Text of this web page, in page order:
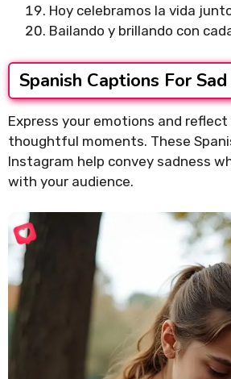
Hoy celebramos la vida
Bailando y brillando con
Spanish Captions For
Express your emotions and
thoughtful moments. These
Instagram help convey sadness
with your audience.